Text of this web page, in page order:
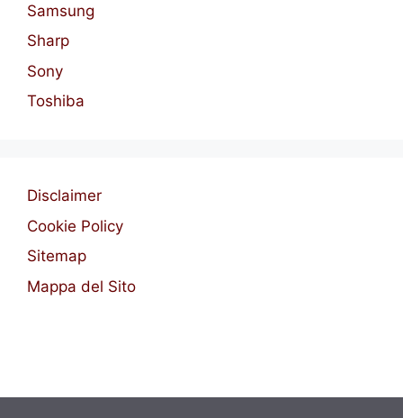
Samsung
Sharp
Sony
Toshiba
Disclaimer
Cookie Policy
Sitemap
Mappa del Sito